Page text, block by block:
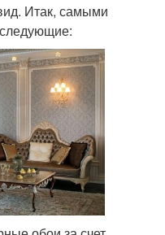
Итак, самыми